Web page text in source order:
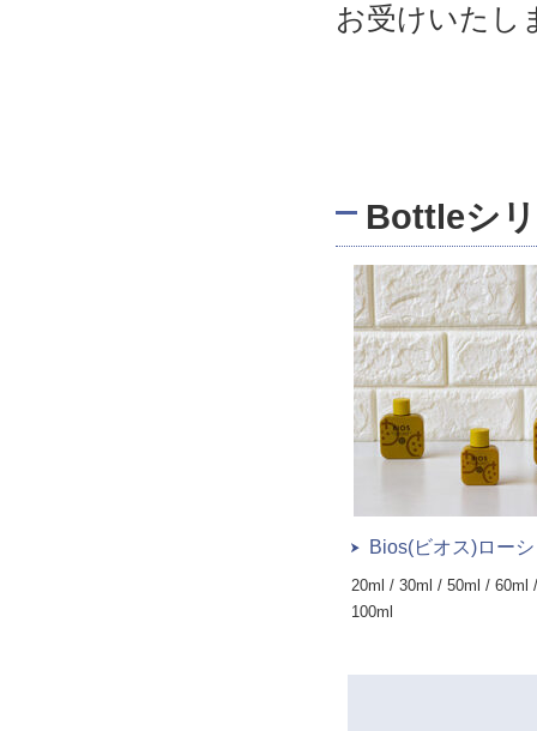
お受けいたし
Bottleシ
Bios(ビオス)ロー
20ml / 30ml / 50ml / 60ml
100ml